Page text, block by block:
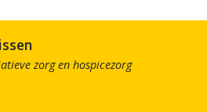
zorg en hospicezorg